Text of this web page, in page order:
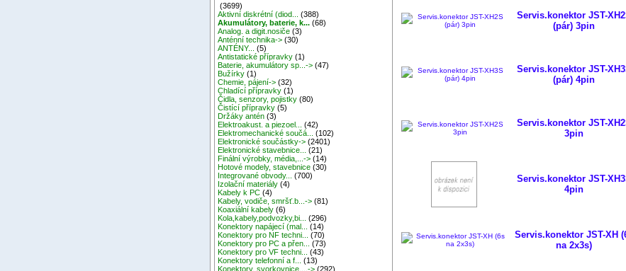
(3699)
Aktivní diskrétní (diod...
(388)
Akumulátory, baterie, k... (68)
Analog. a digit.nosiče (3)
Anténní technika-> (30)
ANTÉNY...
(5)
Antistatické přípravky (1)
Baterie, akumulátory sp...-> (47)
Bužírky (1)
Chemie, pájení-> (32)
Chladící přípravky (1)
Čidla, senzory, pojistky (80)
Čistící přípravky (5)
Držáky antén (3)
Elektroakust. a piezoel...
(42)
Elektromechanické součá...
(102)
Elektronické součástky-> (2401)
Elektronické stavebnice...
(21)
Finální výrobky, média,...-> (14)
Hotové modely, stavebnice (30)
Integrované obvody...
(700)
Izolační materiály (4)
Kabely k PC (4)
Kabely, vodiče, smršť.b...-> (81)
Koaxiální kabely (6)
Kola,kabely,podvozky,bi...
(296)
Konektory napájecí (mal...
(14)
Konektory pro NF techni...
(70)
Konektory pro PC a přen...
(73)
Konektory pro VF techni...
(43)
Konektory telefonní a f...
(13)
Konektory, svorkovnice,...-> (292)
Servis.konektor JST-
(pár) 3pin
Servis.konektor JST-
(pár) 4pin
Servis.konektor JST-
3pin
Servis.konektor JST-
4pin
Servis.konektor JST-XH
na 2x3s)